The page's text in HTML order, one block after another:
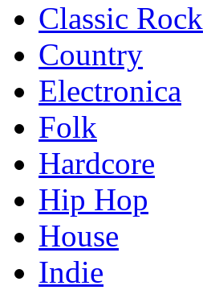
Classic Rock
Country
Electronica
Folk
Hardcore
Hip Hop
House
Indie